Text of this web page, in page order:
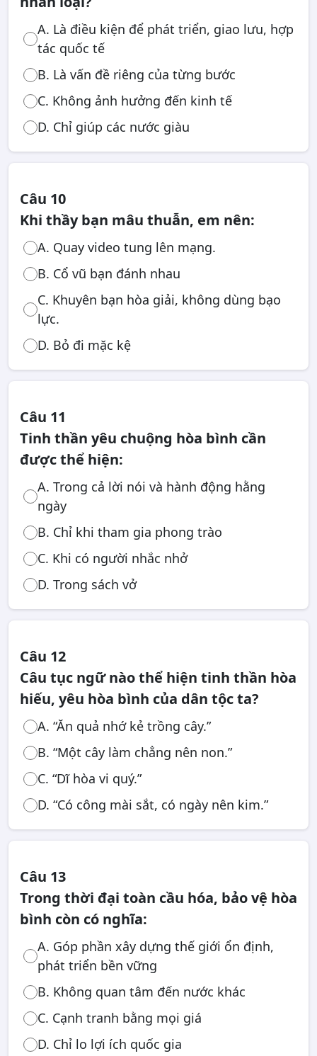
A. Là điều kiện để phát triển, giao lưu, hợp
tác quốc tế
B. Là vấn đề riêng của từng bước
C. Không ảnh hưởng đến kinh tế
D. Chỉ giúp các nước giàu
Câu 10
Khi thầy bạn mâu thuẫn, em nên:
A. Quay video tung lên mạng.
B. Cổ vũ bạn đánh nhau
C. Khuyên bạn hòa giải, không dùng bạo
lực.
D. Bỏ đi mặc kệ
Câu 11
Tinh thần yêu chuộng hòa bình cần
được thể hiện:
A. Trong cả lời nói và hành động hằng
ngày
B. Chỉ khi tham gia phong trào
C. Khi có người nhắc nhở
D. Trong sách vở
Câu 12
Câu tục ngữ nào thể hiện tinh thần hòa
hiếu, yêu hòa bình của dân tộc ta?
A. “Ăn quả nhớ kẻ trồng cây.”
B. “Một cây làm chẳng nên non.”
C. “Dĩ hòa vi quý.”
D. “Có công mài sắt, có ngày nên kim.”
Câu 13
Trong thời đại toàn cầu hóa, bảo vệ hòa
bình còn có nghĩa:
A. Góp phần xây dựng thế giới ổn định,
phát triển bền vững
B. Không quan tâm đến nước khác
C. Cạnh tranh bằng mọi giá
D. Chỉ lo lợi ích quốc gia